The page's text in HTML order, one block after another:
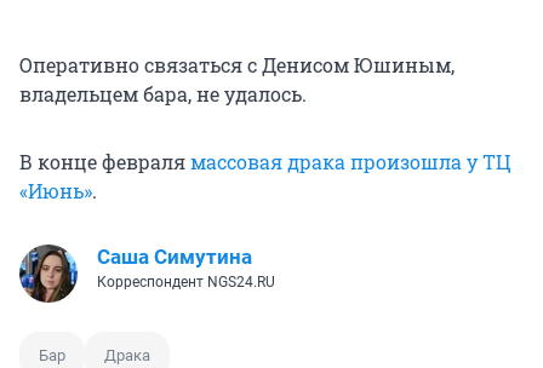
Оперативно связаться с Денисом Юшиным,
владельцем бара, не удалось.
В конце февралямассовая драка произошла у ТЦ
«Июнь».
Саша Симутина
Корреспондент NGS24.RU
Бар Драка